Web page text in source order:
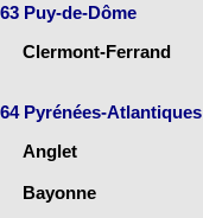
63 Puy-de-Dôme
Clermont-Ferrand
64 Pyrénées-Atlantiques
Anglet
Bayonne